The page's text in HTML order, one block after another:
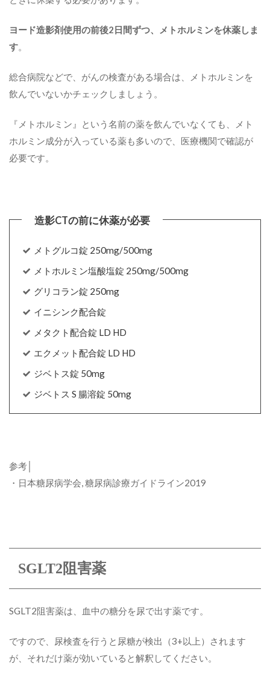
ヨード造影剤使用の前後2日間ずつ、メトホルミンを休薬しま
す
総合病院などで、がんの検査がある場合は、メトホルミンを
飲んでいないかチェックしましょう。
『メトホルミン』という名前の薬を飲んでいなくても、メト
ホルミン成分が入っている薬も多いので、医療機関で確認が
必要です。
メトグルコ錠 250mg/500mg
メトホルミン塩酸塩錠 250mg/500mg
グリコラン錠 250mg
イニシンク配合錠
メタクト配合錠 LD HD
エクメット配合錠 LD HD
ジベトス錠 50mg
ジベトス S 腸溶錠 50mg
参考│
・日本糖尿病学会, 糖尿病診療ガイドライン2019
SGLT2阻害薬
SGLT2阻害薬は、血中の糖分を尿で出す薬です。
ですので、尿検査を行うと尿糖が検出（3+以上）されます
が、それだけ薬が効いていると解釈してください。